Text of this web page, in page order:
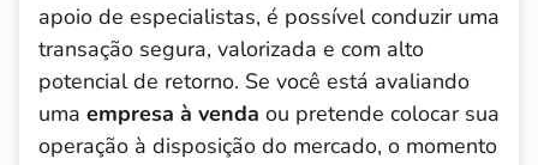
apoio de especialistas, é possível conduzir uma
transação segura, valorizada e com alto
potencial de retorno. Se você está avaliando
uma empresa à venda ou pretende colocar sua
operação à disposição do mercado, o momento